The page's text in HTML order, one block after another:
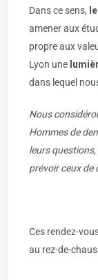
Dans ce sens,
amener aux
propre aux
Lyon une
dans lequel
Nous
Hommes de
leurs questions,
prévoir ceux de
Ces rendez-
au rez-de-